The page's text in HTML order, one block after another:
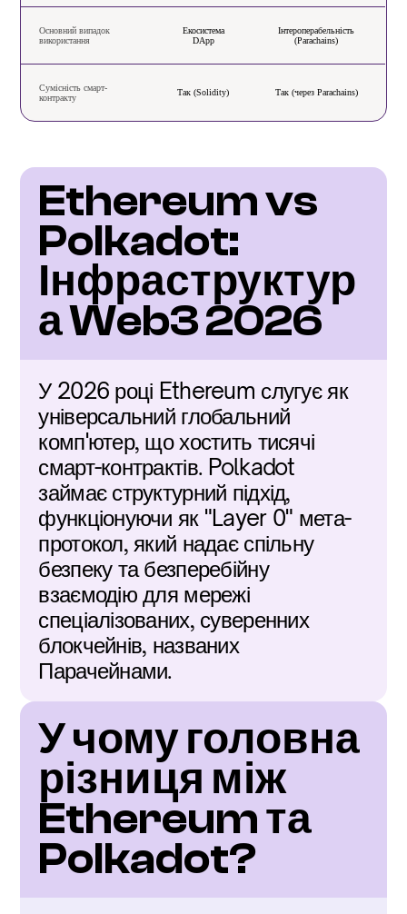
Основний випадок
використання
Екосистема
DApp
Інтероперабельність
(Parachains)
Сумісність смарт-
контракту
Так (Solidity) Так (через Parachains)
Ethereum vs
Polkadot:
Інфраструктур
а Web3 2026
У 2026 році Ethereum слугує як
універсальний глобальний
комп'ютер, що хостить тисячі
смарт-контрактів. Polkadot
займає структурний підхід,
функціонуючи як "Layer 0" мета-
протокол, який надає спільну
безпеку та безперебійну
взаємодію для мережі
спеціалізованих, суверенних
блокчейнів, названих
Парачейнами.
У чому головна
різниця між
Ethereum та
Polkadot?